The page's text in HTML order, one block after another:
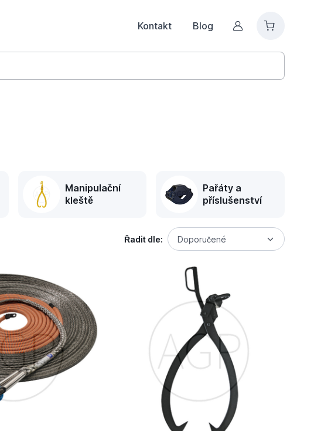
Kontakt Blog Můj účet
Manipulační
kleště
Pařáty a
příslušenství
Řadit dle: Doporučené